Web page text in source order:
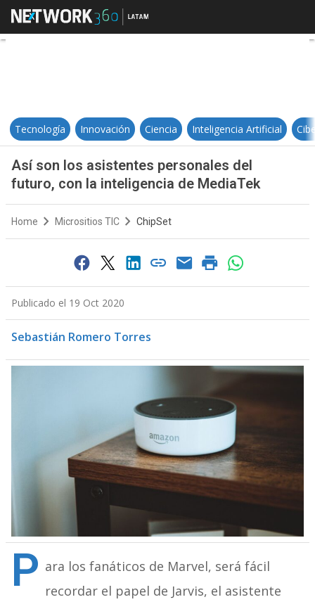
Así son los asistentes
Tecnología Innovación Ciencia Inteligencia Artificial
Así son los asistentes personales del
futuro, con la inteligencia de MediaTek
Home Micrositios TIC ChipSet
Publicado el 19 Oct 2020
Sebastián Romero Torres
P ara los fanáticos de Marvel, será fácil
recordar el papel de Jarvis, el asistente